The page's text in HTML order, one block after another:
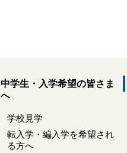
中学生・入学希望の皆さま
へ
学校見学
転入学・編入学を希望され
る方へ